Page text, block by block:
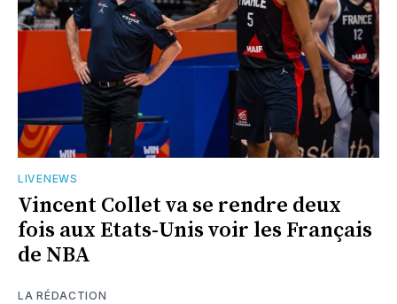
LIVENEWS
Vincent Collet va se rendre deux
fois aux Etats-Unis voir les Français
de NBA
LA RÉDACTION